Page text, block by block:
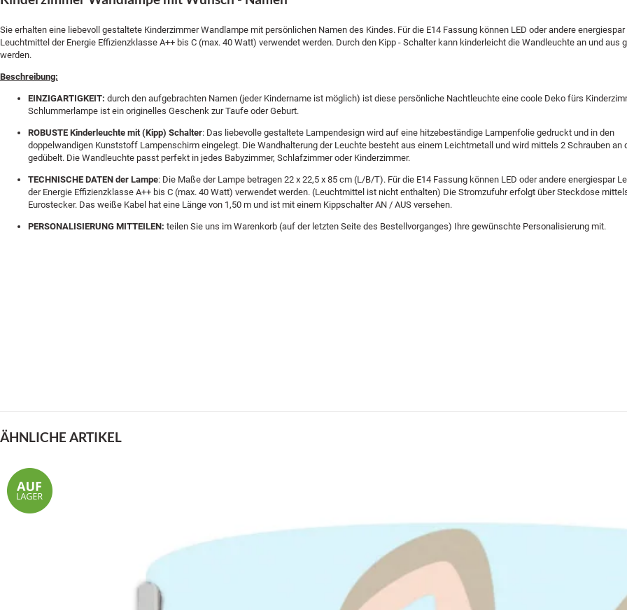
Sie erhalten eine liebevoll gestaltete Kinderzimmer Wandlampe mit persönlichen Namen des Kindes. Für die E14 Fassung können LED oder andere energiespar
Leuchtmittel der Energie Effizienzklasse A++ bis C (max. 40 Watt) verwendet werden. Durch den Kipp - Schalter kann kinderleicht die Wandleuchte an und aus
werden.
Beschreibung:
EINZIGARTIGKEIT: durch den aufgebrachten Namen (jeder Kindername ist möglich) ist diese persönliche Nachtleuchte eine coole Deko fürs
Schlummerlampe ist ein originelles Geschenk zur Taufe oder Geburt.
ROBUSTE Kinderleuchte mit (Kipp) Schalter: Das liebevolle gestaltete Lampendesign wird auf eine hitzebeständige Lampenfolie gedruckt und in den
doppelwandigen Kunststoff Lampenschirm eingelegt. Die Wandhalterung der Leuchte besteht aus einem Leichtmetall und wird mittels 2 Schrauben an
gedübelt. Die Wandleuchte passt perfekt in jedes Babyzimmer, Schlafzimmer oder Kinderzimmer.
TECHNISCHE DATEN der Lampe: Die Maße der Lampe betragen 22 x 22,5 x 85 cm (L/B/T). Für die E14 Fassung können LED oder andere energiespar
der Energie Effizienzklasse A++ bis C (max. 40 Watt) verwendet werden. (Leuchtmittel ist nicht enthalten) Die Stromzufuhr erfolgt über Steckdose
Eurostecker. Das weiße Kabel hat eine Länge von 1,50 m und ist mit einem Kippschalter AN / AUS versehen.
PERSONALISIERUNG MITTEILEN: teilen Sie uns im Warenkorb (auf der letzten Seite des Bestellvorganges) Ihre gewünschte Personalisierung mit.
ÄHNLICHE ARTIKEL